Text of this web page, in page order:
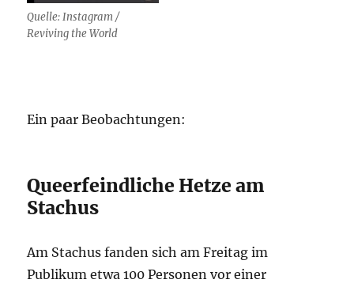
Quelle: Instagram /
Reviving the World
Ein paar Beobachtungen:
Queerfeindliche Hetze am
Stachus
Am Stachus fanden sich am Freitag im
Publikum etwa 100 Personen vor einer